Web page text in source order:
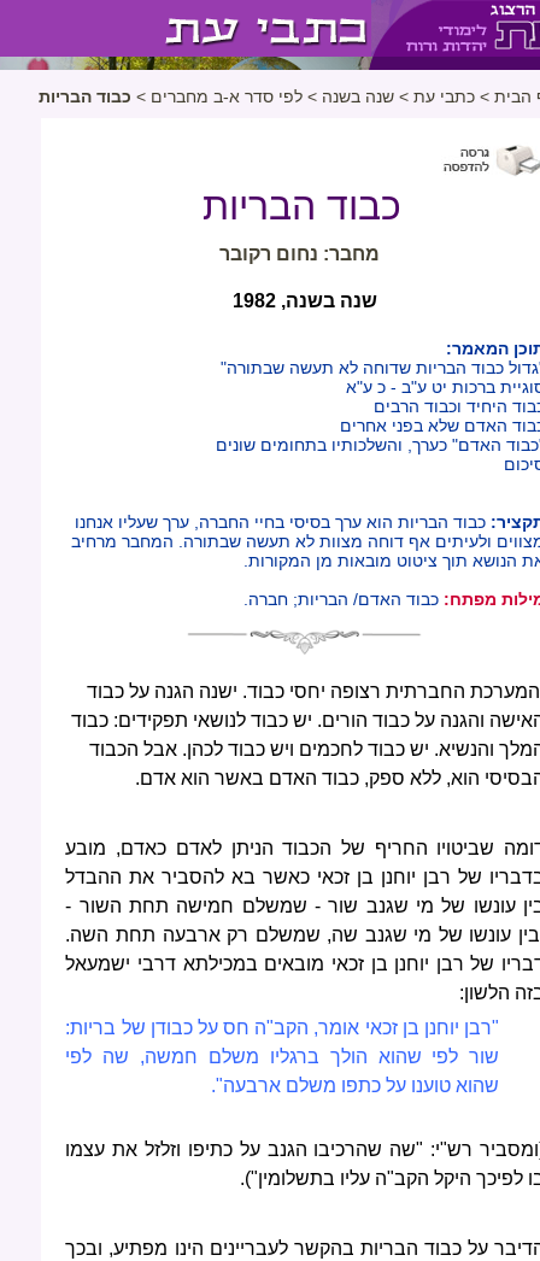
הבית > כתבי עת > שנה בשנה > לפי סדר א-ב מחברים > כבוד הבריות
כבוד הבריות
מחבר: נחום רקובר
שנה בשנה, 1982
המאמר:
כבוד הבריות שדוחה לא תעשה שבתורה"
ברכות יט ע"ב - כ ע"א
היחיד וכבוד הרבים
האדם שלא בפני אחרים
האדם" כערך, והשלכותיו בתחומים שונים
כבוד הבריות הוא ערך בסיסי בחיי החברה, ערך שעליו אנחנו
ולעיתים אף דוחה מצוות לא תעשה שבתורה. המחבר מרחיב
הנושא תוך ציטוט מובאות מן המקורות.
מפתח: כבוד האדם/ הבריות; חברה.
המערכת החברתית רצופה יחסי כבוד. ישנה הגנה על כבוד
והגנה על כבוד הורים. יש כבוד לנושאי תפקידים: כבוד
והנשיא. יש כבוד לחכמים ויש כבוד לכהן. אבל הכבוד
הוא, ללא ספק, כבוד האדם באשר הוא אדם.
שביטויו החריף של הכבוד הניתן לאדם כאדם, מובע
של רבן יוחנן בן זכאי כאשר בא להסביר את ההבדל
עונשו של מי שגנב שור - שמשלם חמישה תחת השור -
עונשו של מי שגנב שה, שמשלם רק ארבעה תחת השה.
של רבן יוחנן בן זכאי מובאים במכילתא דרבי ישמעאל
הלשון:
"רבן יוחנן בן זכאי אומר, הקב"ה חס על כבודן של בריות:
שור לפי שהוא הולך ברגליו משלם חמשה, שה לפי
שהוא טוענו על כתפו משלם ארבעה".
רש"י: "שה שהרכיבו הגנב על כתיפו וזלזל את עצמו
לפיכך היקל הקב"ה עליו בתשלומין").
על כבוד הבריות בהקשר לעבריינים הינו מפתיע, ובכך